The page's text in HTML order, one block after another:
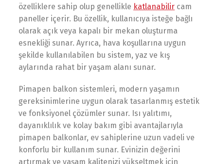
özelliklere sahip olup genellikle katlanabilir cam
paneller içerir. Bu özellik, kullanıcıya isteğe bağlı
olarak açık veya kapalı bir mekan oluşturma
esnekliği sunar. Ayrıca, hava koşullarına uygun
şekilde kullanılabilen bu sistem, yaz ve kış
aylarında rahat bir yaşam alanı sunar.
Pimapen balkon sistemleri, modern yaşamın
gereksinimlerine uygun olarak tasarlanmış estetik
ve fonksiyonel çözümler sunar. Isı yalıtımı,
dayanıklılık ve kolay bakım gibi avantajlarıyla
pimapen balkonlar, ev sahiplerine uzun vadeli ve
konforlu bir kullanım sunar. Evinizin değerini
artırmak ve yaşam kalitenizi yükseltmek için